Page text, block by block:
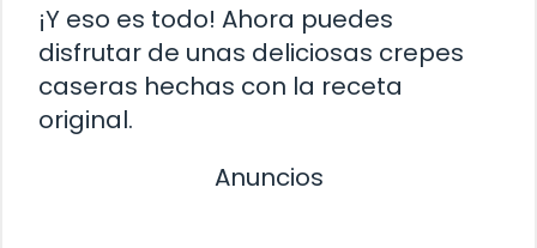
¡Y eso es todo! Ahora puedes
disfrutar de unas deliciosas crepes
caseras hechas con la receta
original.
Anuncios